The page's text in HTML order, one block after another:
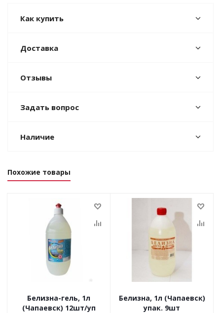
Как купить
Доставка
Отзывы
Задать вопрос
Наличие
Похожие товары
Белизна-гель, 1л
(Чапаевск) 12шт/уп
Белизна, 1л (Чапаевск)
упак. 9шт